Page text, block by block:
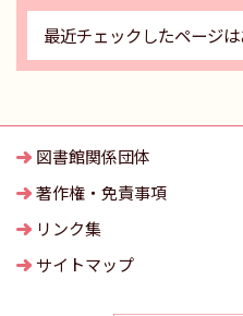
最近チェックしたページは
図書館関係団体
著作権・免責事項
リンク集
サイトマップ